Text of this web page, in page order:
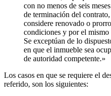
con no menos de seis
de terminación del contrato,
considere renovado o
condiciones y por el
Se exceptúan de lo
en que el inmueble sea
de autoridad competente.»
Los casos en que se requiere el
referido, son los siguientes: